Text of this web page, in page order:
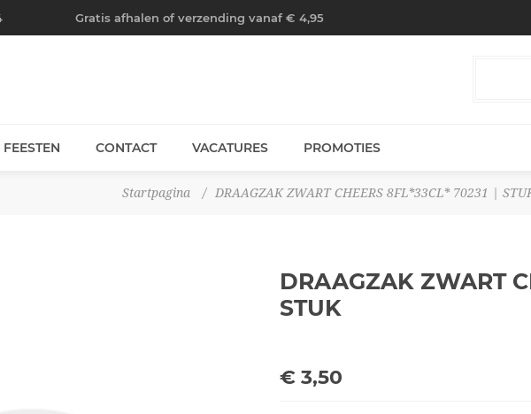
Gratis afhalen of verzending vanaf € 4,95
FEESTEN CONTACT VACATURES PROMOTIES
Startpagina / DRAAGZAK ZWART CHEERS 8FL*33CL* 70231 |
DRAAGZAK ZWART
STUK
€ 3,50